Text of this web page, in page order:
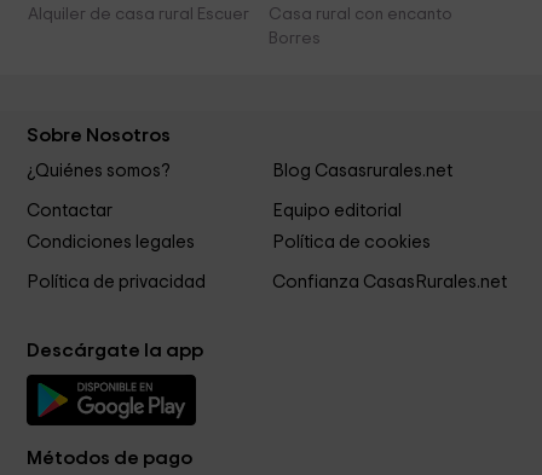
Alquiler de casa rural Escuer
Casa rural con encanto
Borres
Sobre Nosotros
¿Quiénes somos? Blog Casasrurales.net
Contactar
Equipo editorial
Condiciones legales
Política de cookies
Política de privacidad Confianza CasasRurales.net
Descárgate la app
Métodos de pago